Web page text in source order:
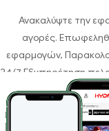
Ανακαλύψτε την
αγορές.
εφαρμογών,
24/7 Εξυπηρέτηση